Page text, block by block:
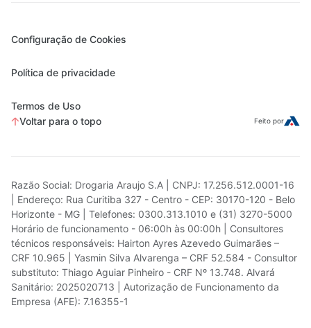
Configuração de Cookies
Política de privacidade
Termos de Uso
Voltar para o topo
Feito por
Razão Social: Drogaria Araujo S.A | CNPJ: 17.256.512.0001-16
| Endereço: Rua Curitiba 327 - Centro - CEP: 30170-120 - Belo
Horizonte - MG | Telefones: 0300.313.1010 e (31) 3270-5000
Horário de funcionamento - 06:00h às 00:00h | Consultores
técnicos responsáveis: Hairton Ayres Azevedo Guimarães –
CRF 10.965 | Yasmin Silva Alvarenga – CRF 52.584 - Consultor
substituto: Thiago Aguiar Pinheiro - CRF Nº 13.748. Alvará
Sanitário: 2025020713 | Autorização de Funcionamento da
Empresa (AFE): 7.16355-1